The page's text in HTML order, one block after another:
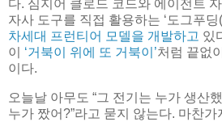
다. 심지어 클로드 코드와 에이전트
자사 도구를 직접 활용하는 ‘도그푸
차세대 프런티어 모델을 개발하고 있
이 ‘거북이 위에 또 거북이’처럼 끝없
이다.
오늘날 아무도 “그 전기는 누가 생산
누가 짰어?”라고 묻지 않는다. 마찬가